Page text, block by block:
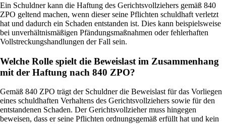
Ein Schuldner kann die Haftung des Gerichtsvollziehers gemäß 840
ZPO geltend machen, wenn dieser seine Pflichten schuldhaft verletzt
hat und dadurch ein Schaden entstanden ist. Dies kann beispielsweise
bei unverhältnismäßigen Pfändungsmaßnahmen oder fehlerhaften
Vollstreckungshandlungen der Fall sein.
Welche Rolle spielt die Beweislast im Zusammenhang
mit der Haftung nach 840 ZPO?
Gemäß 840 ZPO trägt der Schuldner die Beweislast für das Vorliegen
eines schuldhaften Verhaltens des Gerichtsvollziehers sowie für den
entstandenen Schaden. Der Gerichtsvollzieher muss hingegen
beweisen, dass er seine Pflichten ordnungsgemäß erfüllt hat und kein